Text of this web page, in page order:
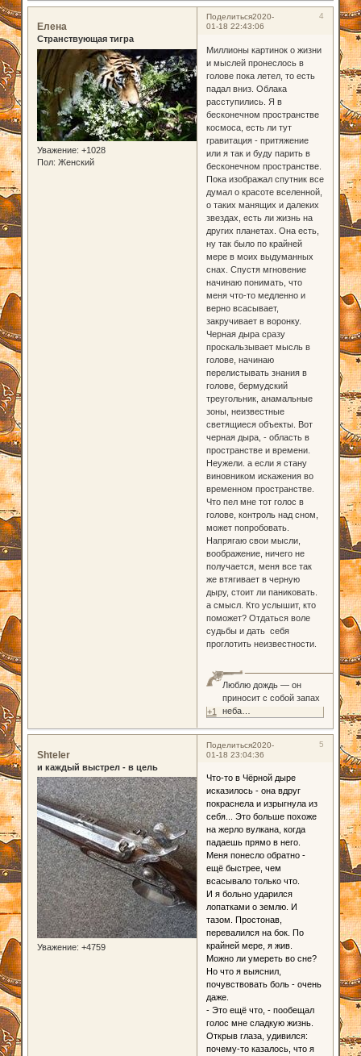
Поделиться 4
2020-
01-18 22:43:06
Елена
Странствующая тигра
Уважение: +1028
Пол: Женский
Миллионы картинок о жизни
и мыслей пронеслось в
голове пока летел, то есть
падал вниз. Облака
расступились. Я в
бесконечном пространстве
космоса, есть ли тут
гравитация - притяжение
или я так и буду парить в
бесконечном пространстве.
Пока изображал спутник все
думал о красоте вселенной,
о таких манящих и далеких
звездах, есть ли жизнь на
других планетах. Она есть,
ну так было по крайней
мере в моих выдуманных
снах. Спустя мгновение
начинаю понимать, что
меня что-то медленно и
верно всасывает,
закручивает в воронку.
Черная дыра сразу
проскальзывает мысль в
голове, начинаю
перелистывать знания в
голове, бермудский
треугольник, анамальные
зоны, неизвестные
светящиеся объекты. Вот
черная дыра, - область в
пространстве и времени.
Неужели. а если я стану
виновником искажения во
временном пространстве.
Что пел мне тот голос в
голове, контроль над сном,
может попробовать.
Напрягаю свои мысли,
воображение, ничего не
получается, меня все так
же втягивает в черную
дыру, стоит ли паниковать.
а смысл. Кто услышит, кто
поможет? Отдаться воле
судьбы и дать себя
проглотить неизвестности.
Люблю дождь — он
приносит с собой запах
неба…
+1
Поделиться 5
2020-
01-18 23:04:36
Shteler
и каждый выстрел - в цель
Уважение: +4759
Что-то в Чёрной дыре
исказилось - она вдруг
покраснела и изрыгнула из
себя... Это больше похоже
на жерло вулкана, когда
падаешь прямо в него.
Меня понесло обратно -
ещё быстрее, чем
всасывало только что.
И я больно ударился
лопатками о землю. И
тазом. Простонав,
перевалился на бок. По
крайней мере, я жив.
Можно ли умереть во сне?
Но что я выяснил,
почувствовать боль - очень
даже.
- Это ещё что, - пообещал
голос мне сладкую жизнь.
Открыв глаза, удивился:
почему-то казалось, что я